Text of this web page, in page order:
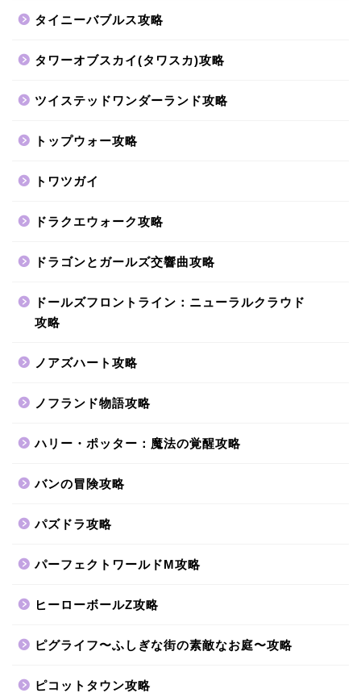
タイニーバブルス攻略
タワーオブスカイ(タワスカ)攻略
ツイステッドワンダーランド攻略
トップウォー攻略
トワツガイ
ドラクエウォーク攻略
ドラゴンとガールズ交響曲攻略
ドールズフロントライン：ニューラルクラウド
攻略
ノアズハート攻略
ノフランド物語攻略
ハリー・ポッター：魔法の覚醒攻略
バンの冒険攻略
パズドラ攻略
パーフェクトワールドM攻略
ヒーローボールZ攻略
ピグライフ〜ふしぎな街の素敵なお庭〜攻略
ピコットタウン攻略